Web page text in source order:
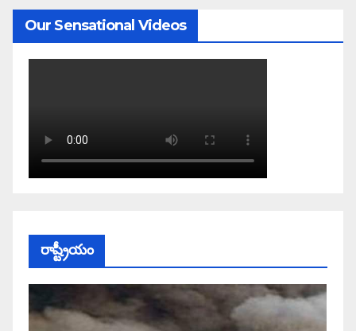
Our Sensational Videos
రాష్ట్రీయం